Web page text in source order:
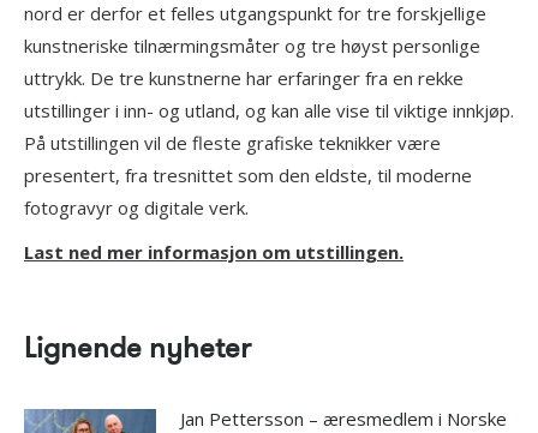
nord er derfor et felles utgangspunkt for tre forskjellige
kunstneriske tilnærmingsmåter og tre høyst personlige
uttrykk. De tre kunstnerne har erfaringer fra en rekke
utstillinger i inn- og utland, og kan alle vise til viktige innkjøp.
På utstillingen vil de fleste grafiske teknikker være
presentert, fra tresnittet som den eldste, til moderne
fotogravyr og digitale verk.
Last ned mer informasjon om utstillingen.
Lignende nyheter
Jan Pettersson – æresmedlem i Norske